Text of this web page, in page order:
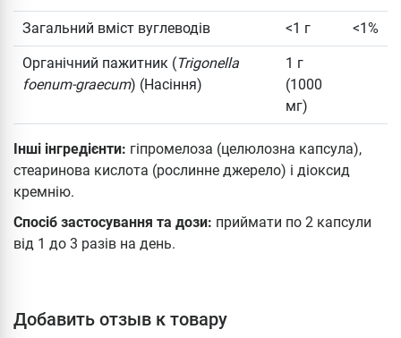
Загальний вміст вуглеводів <1 г <1%
Органічний пажитник (Trigonella
foenum-graecum) (Насіння)
1 г
(1000
мг)
Інші інгредієнти: гіпромелоза (целюлозна капсула),
стеаринова кислота (рослинне джерело) і діоксид
кремнію.
Спосіб застосування та дози: приймати по 2 капсули
від 1 до 3 разів на день.
Добавить отзыв к товару